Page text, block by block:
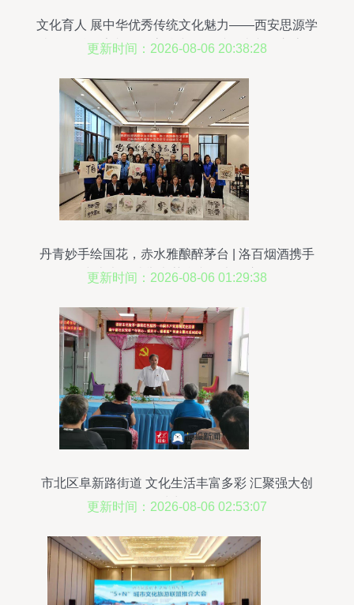
文化育人 展中华优秀传统文化魅力——西安思源学
院学子精彩亮相陕西高校中华优秀传统文化交流展
更新时间：2026-08-06 20:38:28
丹青妙手绘国花，赤水雅酿醉茅台 | 洛百烟酒携手
洛阳中山书画院举办茅台文化书画座谈笔会
更新时间：2026-08-06 01:29:38
市北区阜新路街道 文化生活丰富多彩 汇聚强大创
城力量
更新时间：2026-08-06 02:53:07